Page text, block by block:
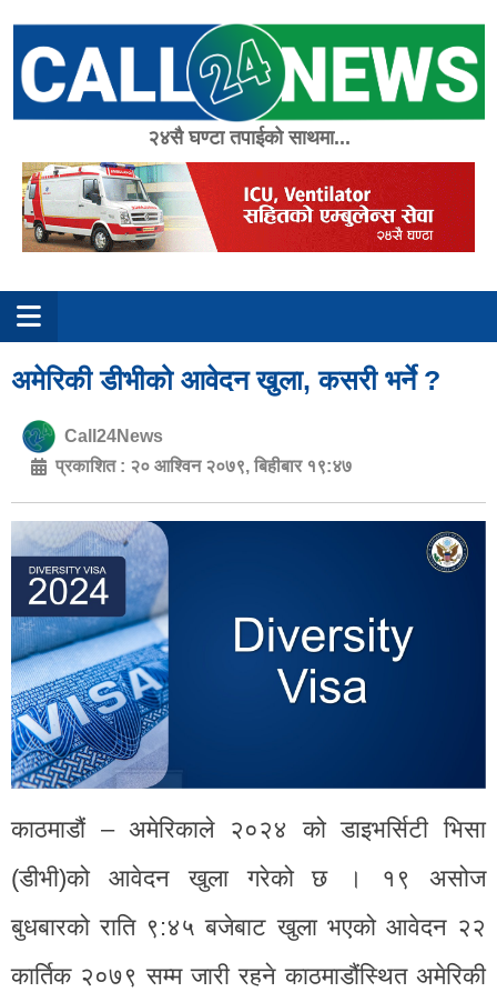
content
२४सै घण्टा तपाईको साथमा...
अमेरिकी डीभीको आवेदन खुला, कसरी भर्ने ?
Call24News
प्रकाशित : २० आश्विन २०७९, बिहीबार १९:४७
काठमाडौं – अमेरिकाले २०२४ को डाइभर्सिटी भिसा
(डीभी)को आवेदन खुला गरेको छ । १९ असोज
बुधबारको राति ९:४५ बजेबाट खुला भएको आवेदन २२
कार्तिक २०७९ सम्म जारी रहने काठमाडौंस्थित अमेरिकी